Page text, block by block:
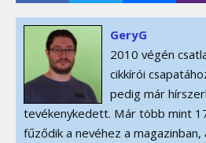
GeryG
2010 végén
cikkírói
pedig már
tevékenykedett. Már több mint
fűződik a nevéhez a